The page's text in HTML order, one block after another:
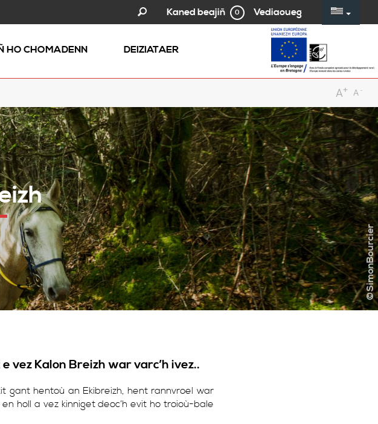
Kaned beajiñ 0 Vediaoueg
HO CHOMADENN DEIZIATAER
-
A
+
A
©SimonBourcier
vez Kalon Breizh war varc’h ivez..
gant hentoù an Ekibreizh, hent rannvroel war
holl a vez kinniget deoc’h evit ho troioù-bale